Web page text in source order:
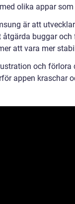
olika appar
är att
buggar
att vara mer
och förlora
appen kraschar